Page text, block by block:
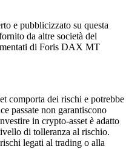
e pubblicizzato su questa
da altre società del
di Foris DAX MT
comporta dei rischi e potrebbe
passate non garantiscono
in crypto-asset è adatto
di tolleranza al rischio.
legati al trading o alla